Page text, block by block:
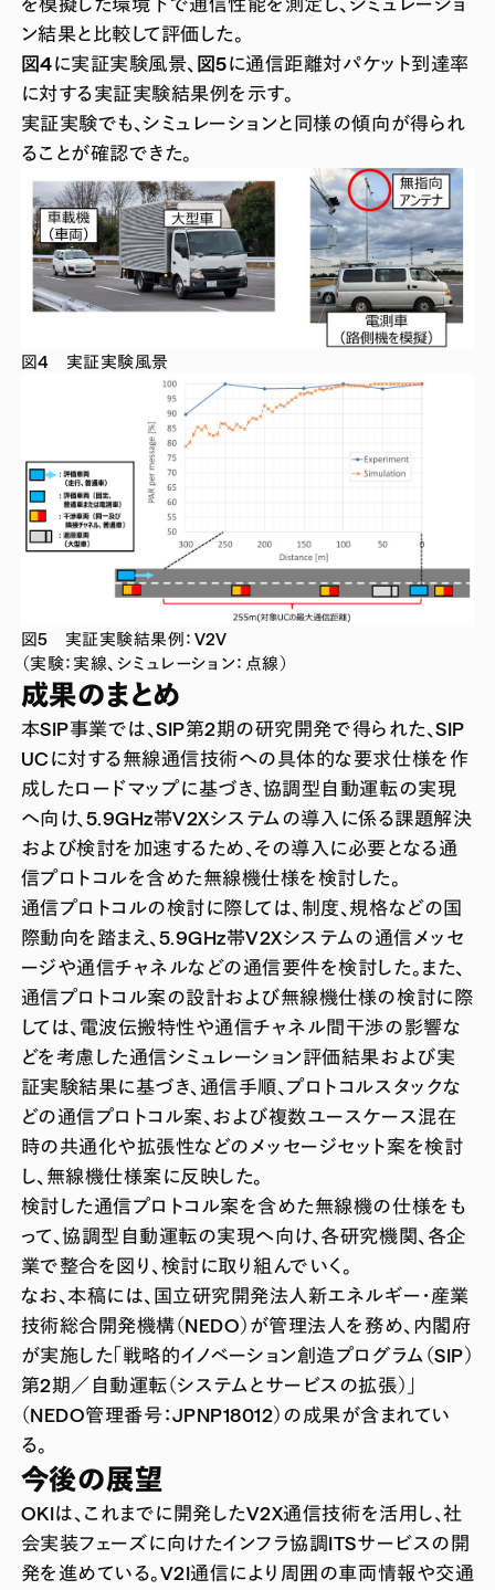
ン結果と比較して評価した。
図4に実証実験風景、 図5に通信距離対パケット到達率
に対する実証実験結果例を示す。
実証実験でも、シミュレーションと同様の傾向が得られ
ることが確認できた。
図4 実証実験風景
図5 実証実験結果例：V2V
（実験：実線、シミュレーション：点線）
成果のまとめ
本SIP事業では、SIP第2期の研究開発で得られた、SIP
UCに対する無線通信技術への具体的な要求仕様を作
成したロードマップに基づき、協調型自動運転の実現
へ向け、5.9GHz帯V2Xシステムの導入に係る課題解決
および検討を加速するため、その導入に必要となる通
信プロトコルを含めた無線機仕様を検討した。
通信プロトコルの検討に際しては、制度、規格などの国
際動向を踏まえ、5.9GHz帯V2Xシステムの通信メッセ
ージや通信チャネルなどの通信要件を検討した。また、
通信プロトコル案の設計および無線機仕様の検討に際
しては、電波伝搬特性や通信チャネル間干渉の影響な
どを考慮した通信シミュレーション評価結果および実
証実験結果に基づき、通信手順、プロトコルスタックな
どの通信プロトコル案、および複数ユースケース混在
時の共通化や拡張性などのメッセージセット案を検討
し、無線機仕様案に反映した。
検討した通信プロトコル案を含めた無線機の仕様をも
って、協調型自動運転の実現へ向け、各研究機関、各企
業で整合を図り、検討に取り組んでいく。
なお、本稿には、国立研究開発法人新エネルギー・産業
技術総合開発機構（NEDO）が管理法人を務め、内閣府
が実施した「戦略的イノベーション創造プログラム（SIP）
第2期／自動運転（システムとサービスの拡張）」
（NEDO管理番号：JPNP18012）の成果が含まれてい
る。
今後の展望
OKIは、これまでに開発したV2X通信技術を活用し、社
会実装フェーズに向けたインフラ協調ITSサービスの開
発を進めている。V2I通信により周囲の車両情報や交通